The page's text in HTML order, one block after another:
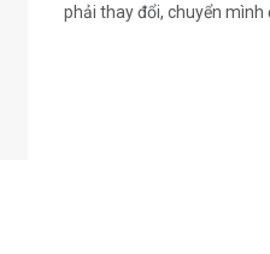
phải thay đổi, chuyển mình